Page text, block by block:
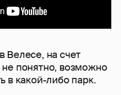
Велесе, на счет
не понятно, возможно
в какой-либо парк.